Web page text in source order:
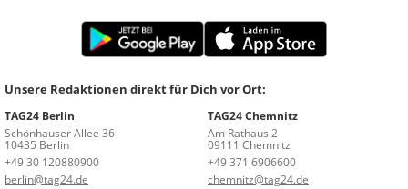
Unsere Redaktionen direkt für Dich vor Ort:
TAG24 Berlin
Schönhauser Allee 36
10435 Berlin
+49 30 120880900
berlin@tag24.de
TAG24 Chemnitz
Am Rathaus 2
09111 Chemnitz
+49 371 6906600
chemnitz@tag24.de